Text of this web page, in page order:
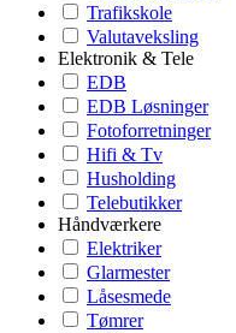
Trafikskole
Valutaveksling
Elektronik & Tele
EDB
EDB Løsninger
Fotoforretninger
Hifi & Tv
Husholding
Telebutikker
Håndværkere
Elektriker
Glarmester
Låsesmede
Tømrer